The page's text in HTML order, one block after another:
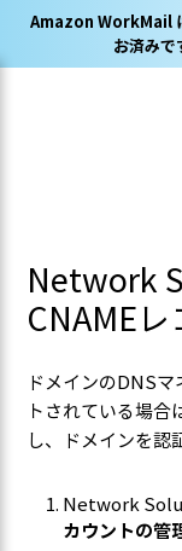
Amazon WorkMail
お済みで
Network
CNAME
ドメインのDNS
トされている場合
し、ドメインを認
Network
カウントの管